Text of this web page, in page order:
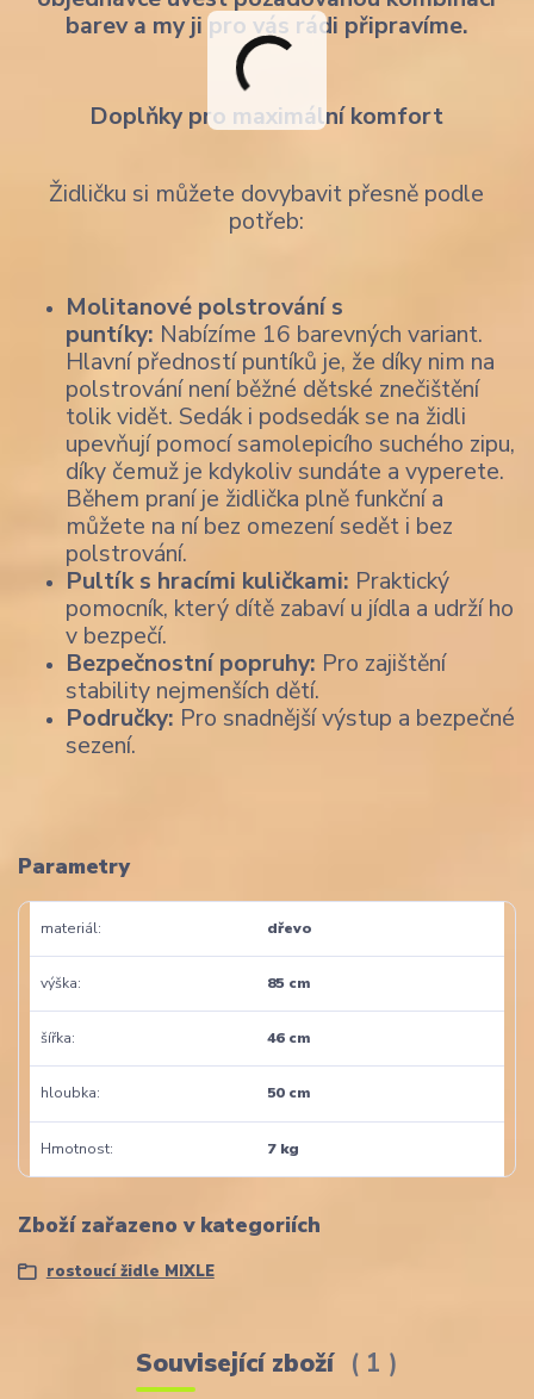
barev a my ji pro vás rádi připravíme.
Doplňky pro maximální komfort
Židličku si můžete dovybavit přesně podle
potřeb:
Molitanové polstrování s
puntíky: Nabízíme 16 barevných variant.
Hlavní předností puntíků je, že díky nim na
polstrování není běžné dětské znečištění
tolik vidět. Sedák i podsedák se na židli
upevňují pomocí samolepicího suchého zipu,
díky čemuž je kdykoliv sundáte a vyperete.
Během praní je židlička plně funkční a
můžete na ní bez omezení sedět i bez
polstrování.
Pultík s hracími kuličkami: Praktický
pomocník, který dítě zabaví u jídla a udrží ho
v bezpečí.
Bezpečnostní popruhy: Pro zajištění
stability nejmenších dětí.
Područky: Pro snadnější výstup a bezpečné
sezení.
Parametry
materiál dřevo
výška 85 cm
šířka 46 cm
hloubka 50 cm
Hmotnost 7 kg
Zboží zařazeno v kategoriích
rostoucí židle MIXLE
Související zboží 1